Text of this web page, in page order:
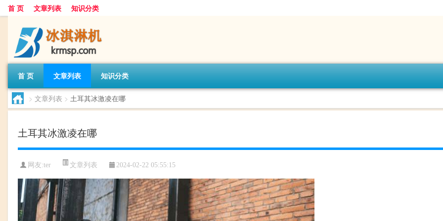
首 页 文章列表 知识分类
首 页 文章列表 知识分类
> 文章列表 > 土耳其冰激凌在哪
土耳其冰激凌在哪
网友:ter 文章列表 2024-02-22 05:55:15